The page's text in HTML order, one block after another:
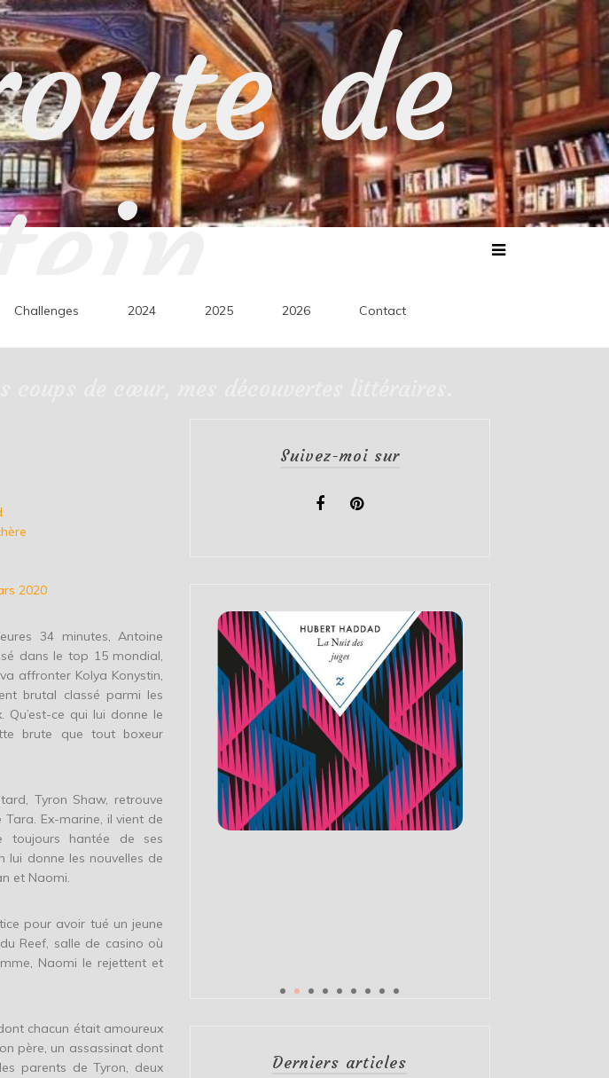
de
Challenges 2024 2025 2026 Contact
2020
34 minutes, Antoine
dans le top 15 mondial,
affronter Kolya Konystin,
brutal classé parmi les
Qu’est-ce qui lui donne le
brute que tout boxeur
Tyron Shaw, retrouve
Ex-marine, il vient de
toujours hantée de ses
lui donne les nouvelles de
et Naomi.
pour avoir tué un jeune
Reef, salle de casino où
Naomi le rejettent et
chacun était amoureux
père, un assassinat dont
parents de Tyron, deux
Suivez-moi sur
Derniers articles